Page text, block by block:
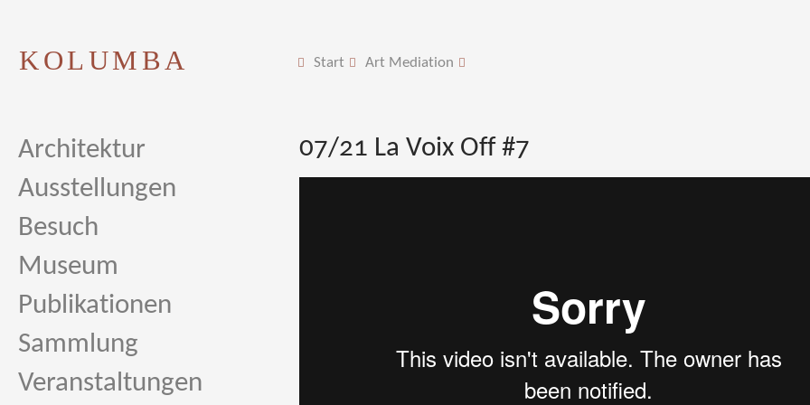
KOLUMBA Start Art Mediation
Architektur
Ausstellungen
Besuch
Museum
Publikationen
Sammlung
Veranstaltungen
07/21 La Voix Off #7